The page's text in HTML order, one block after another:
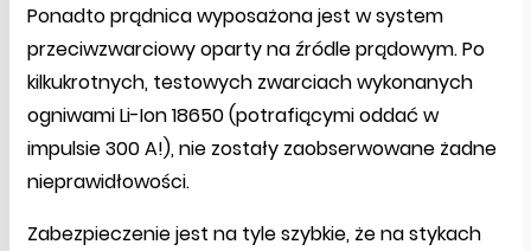
Ponadto prądnica wyposażona jest w system
przeciwzwarciowy oparty na źródle prądowym. Po
kilkukrotnych, testowych zwarciach wykonanych
ogniwami Li-Ion 18650 (potrafiącymi oddać w
impulsie 300 A!), nie zostały zaobserwowane żadne
nieprawidłowości.
Zabezpieczenie jest na tyle szybkie, że na stykach